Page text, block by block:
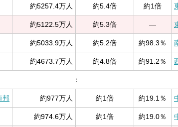
約5257.4万人 約5.4倍 約1倍
約5122.5万人 約5.3倍 —
約5033.9万人 約5.2倍 約98.3％
約4673.7万人 約4.8倍 約91.2％
：
邦 約977万人 約1倍 約19.1％
約974.6万人 約1倍 約19.0％